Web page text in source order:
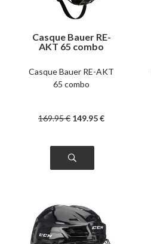
Casque Bauer RE-
AKT 65 combo
Casque Bauer RE-AKT
65 combo
169.95€ 149.95€